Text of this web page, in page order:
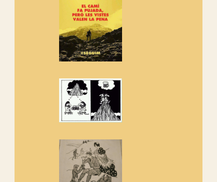
adhereix-te al manifest!
Rebem un diploma dels
Amics de Sant Aniol d'Aguja
Els Centpeus estem implicats